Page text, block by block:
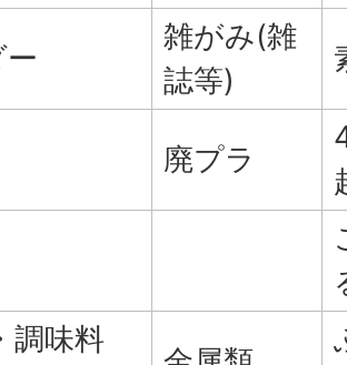
雑がみ(雑
誌等)
廃プラ
調味料